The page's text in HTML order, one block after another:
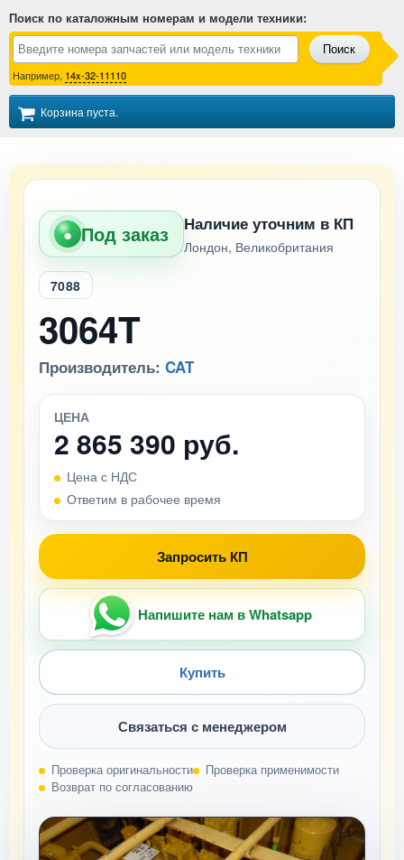
Поиск по каталожным номерам и модели техники:
Поиск
Например, 14x-32-11110
Корзина пуста.
● Под заказ Наличие уточним в КП
Лондон, Великобритания
7088
3064T
Производитель: CAT
ЦЕНА
2 865 390 руб.
Цена с НДС
Ответим в рабочее время
Запросить КП
Напишите нам в Whatsapp
Купить
Связаться с менеджером
Проверка оригинальности
Проверка применимости
Возврат по согласованию